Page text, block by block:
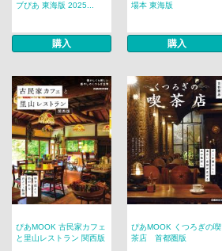
ブぴあ 東海版 2025...
購入
場本 東海版
購入
ぴあMOOK 古民家カフェ
と里山レストラン 関西版
ぴあMOOK くつろぎの喫
茶店 首都圏版